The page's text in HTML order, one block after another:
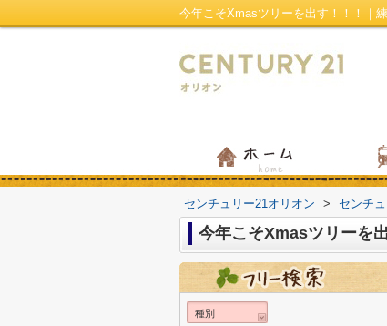
今年こそXmasツリーを出す！！！｜
センチュリー21オリオン > センチ
今年こそXmasツリーを
種別